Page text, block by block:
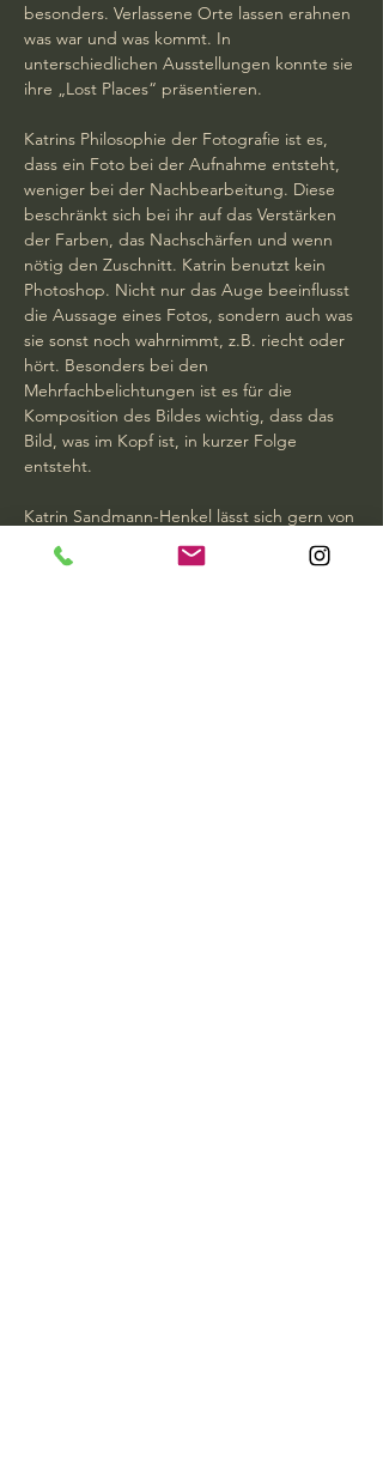
besonders. Verlassene Orte lassen erahnen
was war und was kommt. In
unterschiedlichen Ausstellungen konnte sie
ihre „Lost Places“ präsentieren.
Katrins Philosophie der Fotografie ist es,
dass ein Foto bei der Aufnahme entsteht,
weniger bei der Nachbearbeitung. Diese
beschränkt sich bei ihr auf das Verstärken
der Farben, das Nachschärfen und wenn
nötig den Zuschnitt. Katrin benutzt kein
Photoshop. Nicht nur das Auge beeinflusst
die Aussage eines Fotos, sondern auch was
sie sonst noch wahrnimmt, z.B. riecht oder
hört. Besonders bei den
Mehrfachbelichtungen ist es für die
Komposition des Bildes wichtig, dass das
Bild, was im Kopf ist, in kurzer Folge
entsteht.
Katrin Sandmann-Henkel lässt sich gern von
anderen Fotografen inspirieren, möchte
aber nicht ihre…